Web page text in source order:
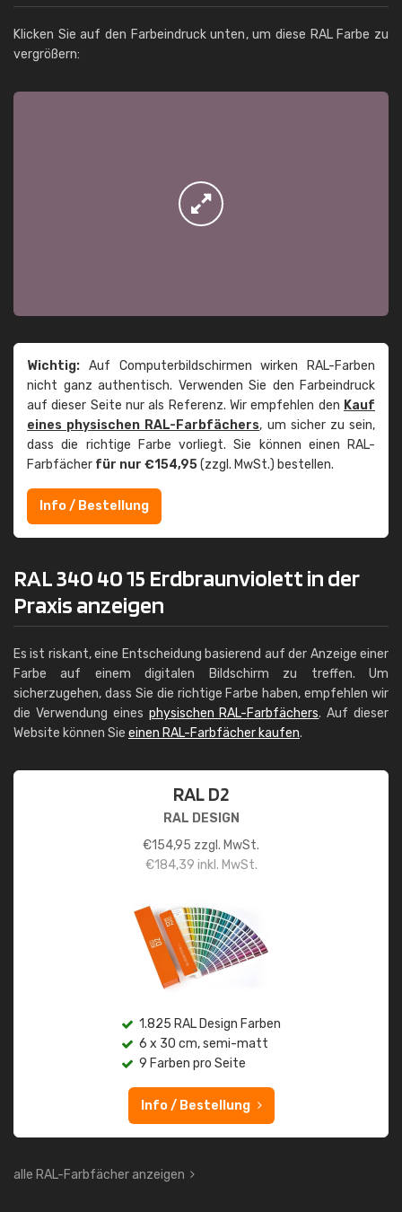
Klicken Sie auf den Farbeindruck unten, um diese RAL Farbe zu
vergrößern:
Wichtig: Auf Computerbildschirmen wirken RAL-Farben
nicht ganz authentisch. Verwenden Sie den Farbeindruck
auf dieser Seite nur als Referenz. Wir empfehlen den Kauf
eines physischen RAL-Farbfächers, um sicher zu sein,
dass die richtige Farbe vorliegt. Sie können einen RAL-
Farbfächer für nur €154,95(zzgl. MwSt.) bestellen.
Info / Bestellung
RAL 340 40 15 Erdbraunviolett in der
Praxis anzeigen
Es ist riskant, eine Entscheidung basierend auf der Anzeige einer
Farbe auf einem digitalen Bildschirm zu treffen. Um
sicherzugehen, dass Sie die richtige Farbe haben, empfehlen wir
die Verwendung eines physischen RAL-Farbfächers. Auf dieser
Website können Sie einen RAL-Farbfächer kaufen.
RAL D2
RAL DESIGN
€154,95 zzgl. MwSt.
€184,39 inkl. MwSt.
1.825 RAL Design Farben
6 x 30 cm, semi-matt
9 Farben pro Seite
Info / Bestellung
alle RAL-Farbfächer anzeigen